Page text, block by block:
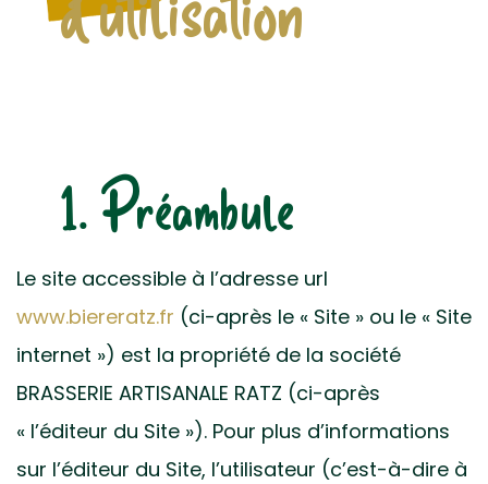
d'utilisation
1. Préambule
Le site accessible à l’adresse url
www.biereratz.fr (ci-après le « Site » ou le « Site
internet ») est la propriété de la société
BRASSERIE ARTISANALE RATZ (ci-après
« l’éditeur du Site »). Pour plus d’informations
sur l’éditeur du Site, l’utilisateur (c’est-à-dire à